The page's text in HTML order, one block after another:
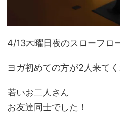
4/13木曜日夜のスローフロ
ヨガ初めての方が2人来てく
若いお二人さん
お友達同士でした！